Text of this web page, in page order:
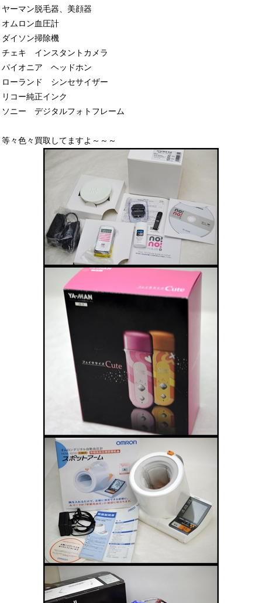
ヤーマン脱毛器、美顔器
オムロン血圧計
ダイソン掃除機
チェキ インスタントカメラ
パイオニア ヘッドホン
ローランド シンセサイザー
リコー純正インク
ソニー デジタルフォトフレーム
等々色々買取してますよ～～～